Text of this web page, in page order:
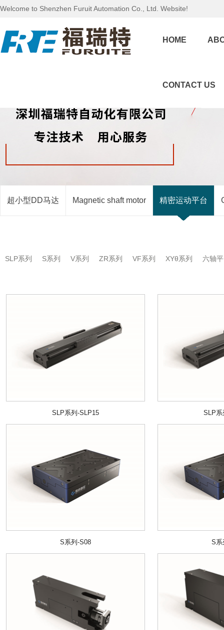
Welcome to Shenzhen Furuit Automation Co., Ltd. Website!
HOME
CONTACT US
超小型DD马达 Magnetic shaft motor 精密运动平台
SLP系列 S系列 V系列 ZR系列 VF系列 XYθ系列 六轴
SLP系列-SLP15 SLP系
S系列-S08 S系